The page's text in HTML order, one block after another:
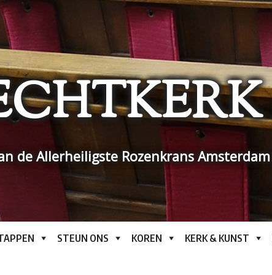
de Allerheiligste Rozenkrans Amsterdam
STEUN ONS KOREN KERK & KUNST